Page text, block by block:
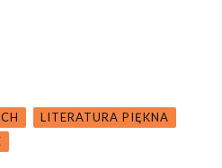
LITERATURA PIĘKNA